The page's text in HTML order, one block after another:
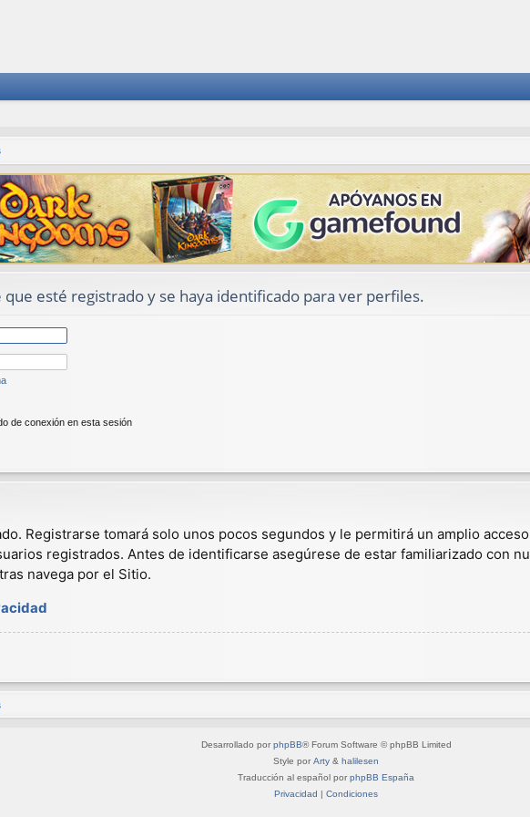
esté registrado y se haya identificado para ver perfiles.
de conexión en esta sesión
Registrarse tomará solo unos pocos segundos y le permitirá un amplio
registrados. Antes de identificarse asegúrese de estar familiarizado con
navega por el Sitio.
Desarrollado por phpBB® Forum Software © phpBB Limited
Style por Arty & halilesen
Traducción al español por phpBB España
Privacidad | Condiciones